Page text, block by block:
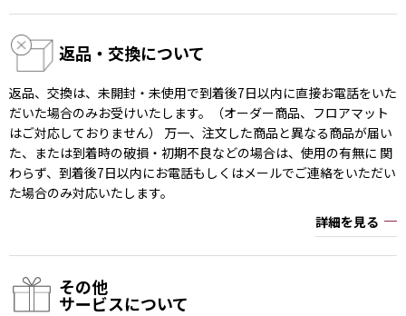
返品・交換について
返品、交換は、未開封・未使用で到着後7日以内に直接お電話をいた
だいた場合のみお受けいたします。（オーダー商品、フロアマット
はご対応しておりません） 万一、注文した商品と異なる商品が届い
た、または到着時の破損・初期不良などの場合は、使用の有無に 関
わらず、到着後7日以内にお電話もしくはメールでご連絡をいただい
た場合のみ対応いたします。
詳細を見る
その他
サービスについて